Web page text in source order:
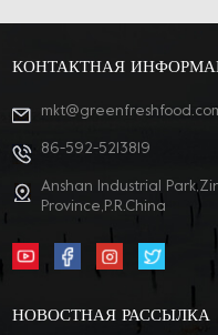
КОНТАКТНАЯ
86-592-5213819
Anshan Industrial
Province,P.R.China
НОВОСТНАЯ РАССЫЛКА